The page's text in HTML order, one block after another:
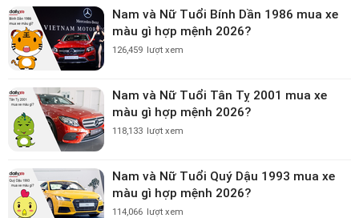
Nam và Nữ Tuổi Bính Dần 1986 mua xe
màu gì hợp mệnh 2026?
126,459 lượt xem
Nam và Nữ Tuổi Tân Tỵ 2001 mua xe
màu gì hợp mệnh 2026?
118,133 lượt xem
Nam và Nữ Tuổi Quý Dậu 1993 mua xe
màu gì hợp mệnh 2026?
114,066 lượt xem